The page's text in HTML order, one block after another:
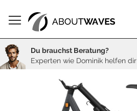
zum
Inhalt
Du brauchst Beratung?
Experten wie Dominik helfen dir